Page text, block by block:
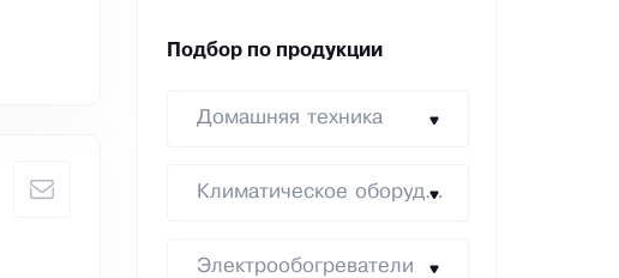
Подбор по продукции
Домашняя техника
Климатическое оборудование
Электрообогреватели